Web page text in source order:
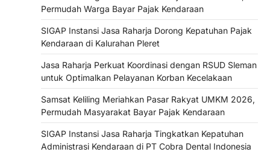
Permudah Warga Bayar Pajak Kendaraan
SIGAP Instansi Jasa Raharja Dorong Kepatuhan Pajak
Kendaraan di Kalurahan Pleret
Jasa Raharja Perkuat Koordinasi dengan RSUD Sleman
untuk Optimalkan Pelayanan Korban Kecelakaan
Samsat Keliling Meriahkan Pasar Rakyat UMKM 2026,
Permudah Masyarakat Bayar Pajak Kendaraan
SIGAP Instansi Jasa Raharja Tingkatkan Kepatuhan
Administrasi Kendaraan di PT Cobra Dental Indonesia